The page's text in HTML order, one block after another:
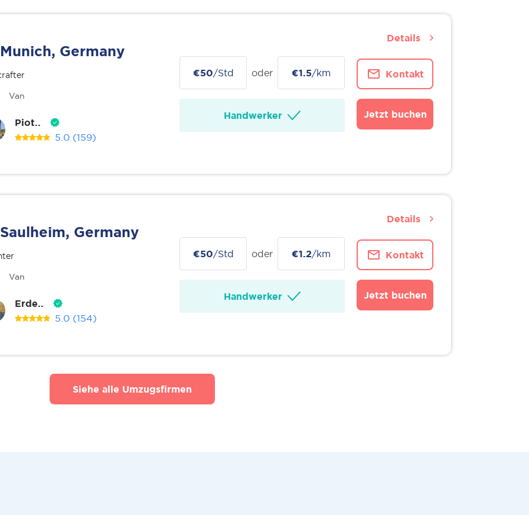
Munich, Germany
Van
Piot..
5.0 (159)
€50/Std oder €1.5/km
Handwerker
Kontakt
Jetzt buchen
Details
Saulheim, Germany
Van
Erde..
5.0 (154)
€50/Std oder €1.2/km
Handwerker
Kontakt
Jetzt buchen
Details
Siehe alle Umzugsfirmen